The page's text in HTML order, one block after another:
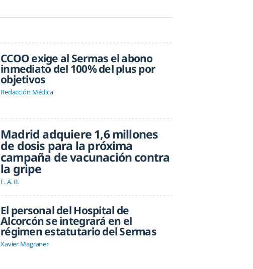
CCOO exige al Sermas el abono
inmediato del 100% del plus por
objetivos
Redacción Médica
Madrid adquiere 1,6 millones
de dosis para la próxima
campaña de vacunación contra
la gripe
E. A. B.
El personal del Hospital de
Alcorcón se integrará en el
régimen estatutario del Sermas
Xavier Magraner